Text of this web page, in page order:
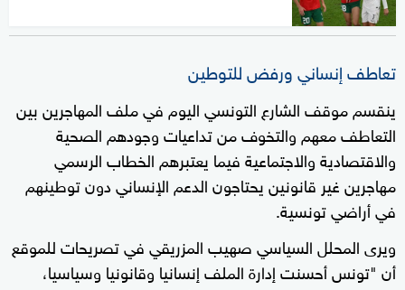
تعاطف إنساني ورفض للتوطين
ينقسم موقف الشارع التونسي اليوم في ملف المهاجرين بين
التعاطف معهم والتخوف من تداعيات وجودهم الصحية
والاقتصادية والاجتماعية فيما يعتبرهم الخطاب الرسمي
مهاجرين غير قانونين يحتاجون الدعم الإنساني دون توطينهم
في أراضي تونسية.
ويرى المحلل السياسي صهيب المزريقي في تصريحات للموقع
أن "تونس أحسنت إدارة الملف إنسانيا وقانونيا وسياسيا،